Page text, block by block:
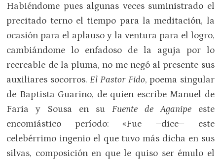
Habiéndome pues algunas veces suministrado el
precitado terno el tiempo para la meditación, la
ocasión para el aplauso y la ventura para el logro,
cambiándome lo enfadoso de la aguja por lo
recreable de la pluma, no me negó al presente sus
auxiliares socorros.El Pastor Fido, poema singular
de Baptista Guarino, de quien escribe Manuel de
Faria y Sousa en su Fuente de Aganipeeste
encomiástico período: «Fue –dice– este
celebérrimo ingenio el que tuvo más dicha en sus
silvas, composición en que le quiso ser émulo el